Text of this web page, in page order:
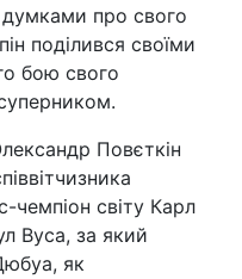
про свого
поділився своїми
бою свого
Повєткін
світу Карл
Вуса, за який
як